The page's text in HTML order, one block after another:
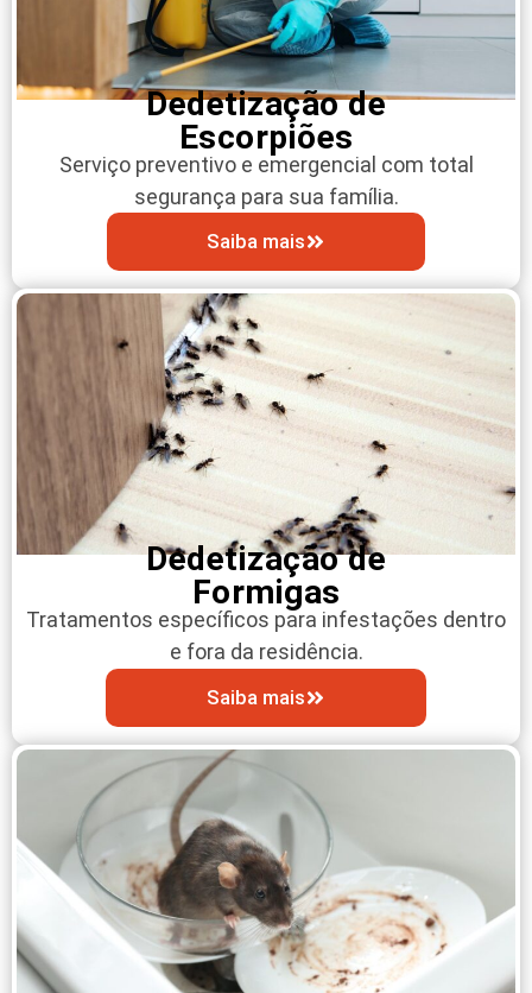
Dedetização de
Escorpiões
Serviço preventivo e emergencial com total
segurança para sua família.
Saiba mais
Dedetização de
Formigas
Tratamentos específicos para infestações dentro
e fora da residência.
Saiba mais